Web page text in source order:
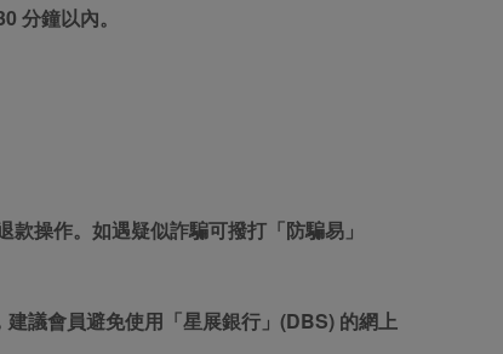
分鐘以內。
操作。如遇疑似詐騙可撥打「防騙易」
議會員避免使用「星展銀行」(DBS) 的網上